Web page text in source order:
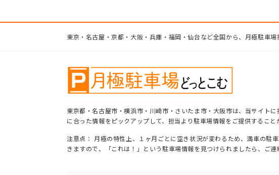
東京・名古屋・京都・大阪・兵庫・福岡・仙台など全国から、月極駐車場
東京都・名古屋市・横浜市・川崎市・さいたま市・大阪市は、当サイト
に合った情報をピックアップして、担当より駐車場情報をご提供するこ
注意点： 月極の特性上、１ヶ月ごとに空き状況が変わるため、満車の駐
きますので、「これは！」という駐車場情報を見つけられましたら、ご連